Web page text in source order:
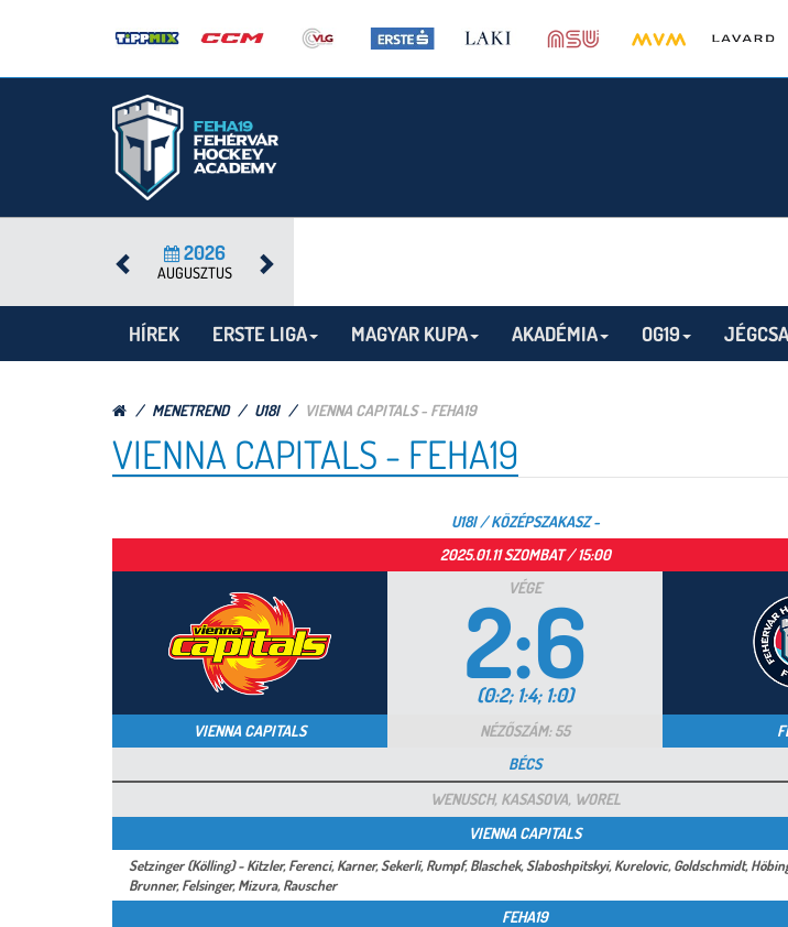
2026
AUGUSZTUS
HÍREK ERSTE LIGA MAGYAR KUPA AKADÉMIA OG19
MENETREND U18I VIENNA CAPITALS - FEHA19
VIENNA CAPITALS - FEHA19
U18I / KÖZÉPSZAKASZ -
2025.01.11 SZOMBAT / 15:00
VIENNA CAPITALS
VÉGE
2:6
(0:2; 1:4; 1:0)
NÉZŐSZÁM: 55
BÉCS
WENUSCH, KASASOVA, WOREL
VIENNA CAPITALS
Setzinger (Kölling) - Kitzler, Ferenci, Karner, Sekerli, Rumpf, Blaschek, Slaboshpitskyi, Kurelovic, Goldschmidt,
Brunner, Felsinger, Mizura, Rauscher
FEHA19